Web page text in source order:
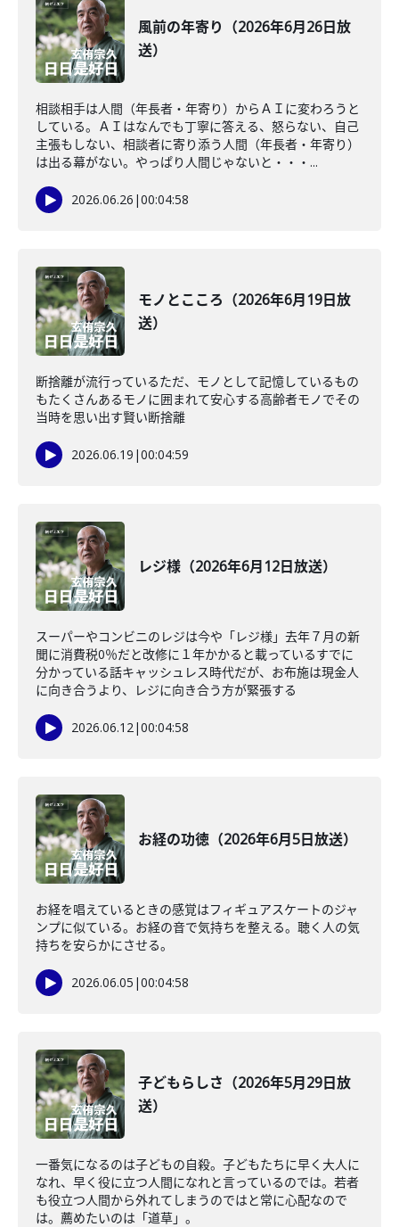
風前の年寄り（2026年6月26日放
送）
相談相手は人間（年長者・年寄り）からＡＩに変わろうと
している。ＡＩはなんでも丁寧に答える、怒らない、自己
主張もしない、相談者に寄り添う人間（年長者・年寄り）
は出る幕がない。やっぱり人間じゃないと・・・...
2026.06.26 |00:04:58
モノとこころ（2026年6月19日放
送）
断捨離が流行っているただ、モノとして記憶しているもの
もたくさんあるモノに囲まれて安心する高齢者モノでその
当時を思い出す賢い断捨離
2026.06.19 |00:04:59
レジ様（2026年6月12日放送）
スーパーやコンビニのレジは今や「レジ様」去年７月の新
聞に消費税0％だと改修に１年かかると載っているすでに
分かっている話キャッシュレス時代だが、お布施は現金人
に向き合うより、レジに向き合う方が緊張する
2026.06.12|00:04:58
お経の功徳（2026年6月5日放送）
お経を唱えているときの感覚はフィギュアスケートのジャ
ンプに似ている。お経の音で気持ちを整える。聴く人の気
持ちを安らかにさせる。
2026.06.05 |00:04:58
子どもらしさ（2026年5月29日放
送）
一番気になるのは子どもの自殺。子どもたちに早く大人に
なれ、早く役に立つ人間になれと言っているのでは。若者
も役立つ人間から外れてしまうのではと常に心配なので
は。薦めたいのは「道草」。